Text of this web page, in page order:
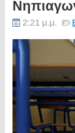
2:21 μ.μ.